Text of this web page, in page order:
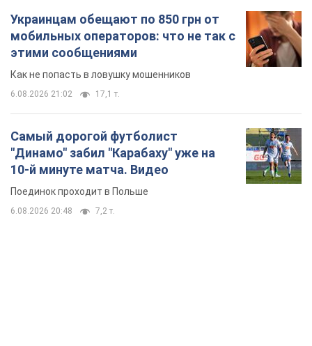
Украинцам обещают по 850 грн от
мобильных операторов: что не так с
этими сообщениями
Как не попасть в ловушку мошенников
6.08.2026 21:02 17,1 т.
Самый дорогой футболист
"Динамо" забил "Карабаху" уже на
10-й минуте матча. Видео
Поединок проходит в Польше
6.08.2026 20:48 7,2 т.